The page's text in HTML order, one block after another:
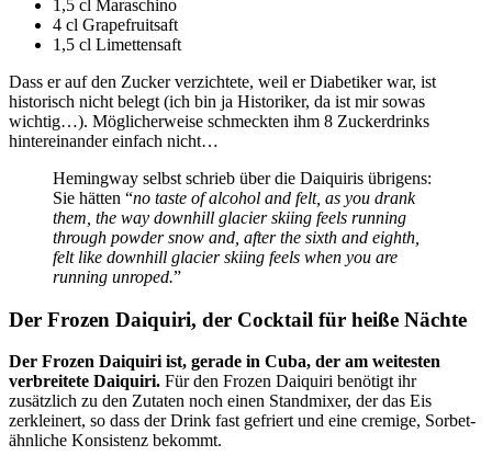
1,5 cl Maraschino
4 cl Grapefruitsaft
1,5 cl Limettensaft
Dass er auf den Zucker verzichtete, weil er Diabetiker war, ist
historisch nicht belegt (ich bin ja Historiker, da ist mir sowas
wichtig…). Möglicherweise schmeckten ihm 8 Zuckerdrinks
hintereinander einfach nicht…
Hemingway selbst schrieb über die Daiquiris übrigens:
Sie hätten “no taste of alcohol and felt, as you drank
them, the way downhill glacier skiing feels running
through powder snow and, after the sixth and eighth,
felt like downhill glacier skiing feels when you are
running unroped.”
Der Frozen Daiquiri, der Cocktail für heiße Nächte
Der Frozen Daiquiri ist, gerade in Cuba, der am weitesten
verbreitete Daiquiri. Für den Frozen Daiquiri benötigt ihr
zusätzlich zu den Zutaten noch einen Standmixer, der das Eis
zerkleinert, so dass der Drink fast gefriert und eine cremige, Sorbet-
ähnliche Konsistenz bekommt.